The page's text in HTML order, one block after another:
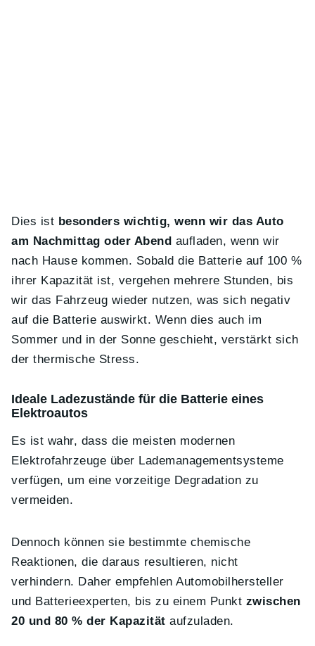
Dies ist besonders wichtig, wenn wir das Auto
am Nachmittag oder Abend aufladen, wenn wir
nach Hause kommen. Sobald die Batterie auf 100 %
ihrer Kapazität ist, vergehen mehrere Stunden, bis
wir das Fahrzeug wieder nutzen, was sich negativ
auf die Batterie auswirkt. Wenn dies auch im
Sommer und in der Sonne geschieht, verstärkt sich
der thermische Stress.
Ideale Ladezustände für die Batterie eines
Elektroautos
Es ist wahr, dass die meisten modernen
Elektrofahrzeuge über Lademanagementsysteme
verfügen, um eine vorzeitige Degradation zu
vermeiden.
Dennoch können sie bestimmte chemische
Reaktionen, die daraus resultieren, nicht
verhindern. Daher empfehlen Automobilhersteller
und Batterieexperten, bis zu einem Punkt zwischen
20 und 80 % der Kapazität aufzuladen.